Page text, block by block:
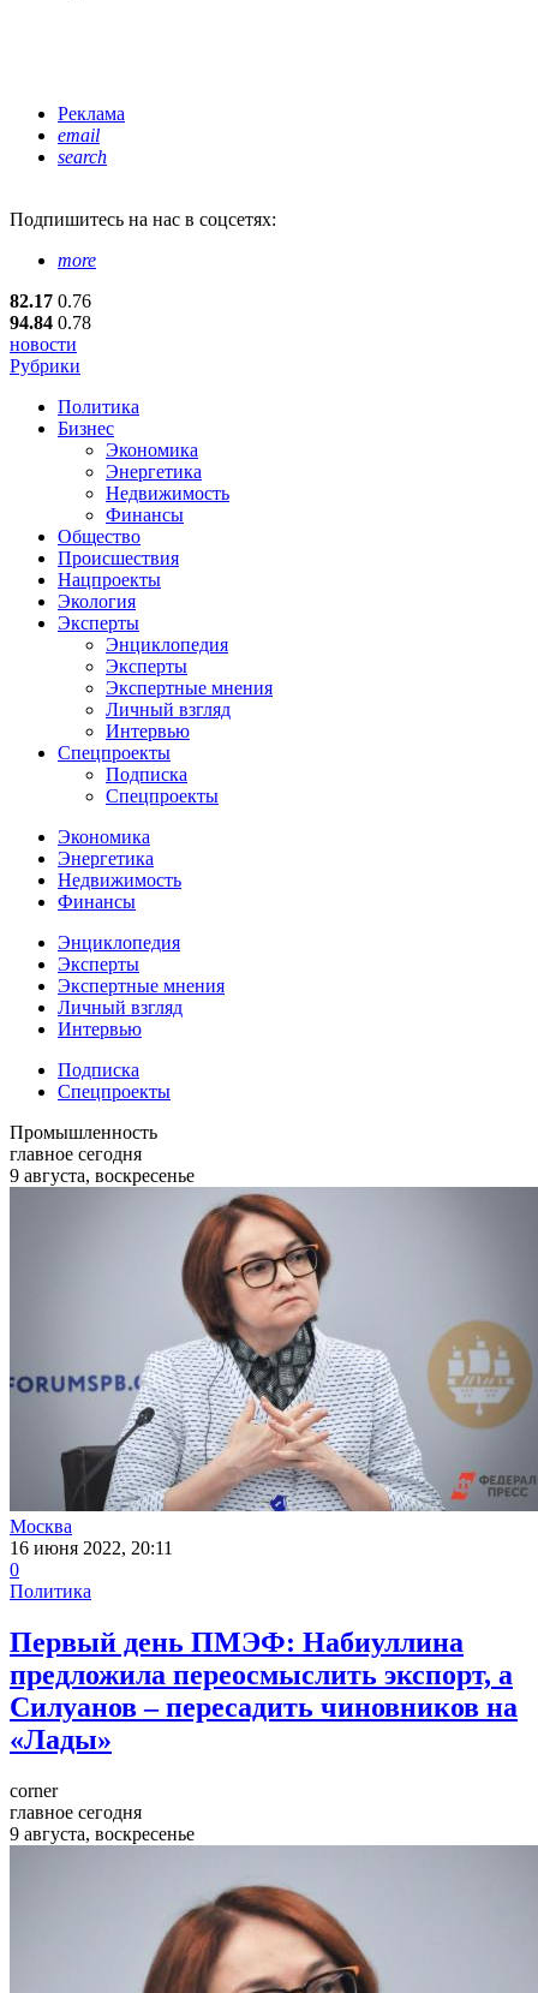
Реклама
email
search
Подпишитесь на нас в соцсетях:
more
82.17 0.76
94.84 0.78
новости
Рубрики
Политика
Бизнес
Экономика
Энергетика
Недвижимость
Финансы
Общество
Происшествия
Нацпроекты
Экология
Эксперты
Энциклопедия
Эксперты
Экспертные мнения
Личный взгляд
Интервью
Спецпроекты
Подписка
Спецпроекты
Экономика
Энергетика
Недвижимость
Финансы
Энциклопедия
Эксперты
Экспертные мнения
Личный взгляд
Интервью
Подписка
Спецпроекты
Промышленность
главное сегодня
9 августа, воскресенье
Москва
16 июня 2022, 20:11
0
Политика
Первый день ПМЭФ: Набиуллина
предложила переосмыслить экспорт, а
Силуанов – пересадить чиновников на
«Лады»
corner
главное сегодня
9 августа, воскресенье